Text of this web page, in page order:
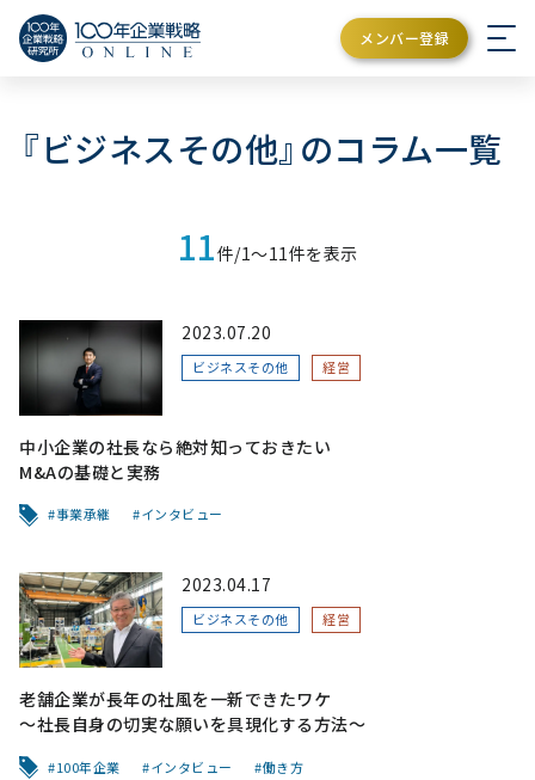
メンバー登録
『ビジネスその他』のコラム一覧
11件/1〜11件を表示
2023.07.20
ビジネスその他 経営
中小企業の社長なら絶対知っておきたい
M&Aの基礎と実務
事業承継 インタビュー
2023.04.17
ビジネスその他 経営
老舗企業が長年の社風を一新できたワケ
〜社長自身の切実な願いを具現化する方法〜
100年企業 インタビュー 働き方